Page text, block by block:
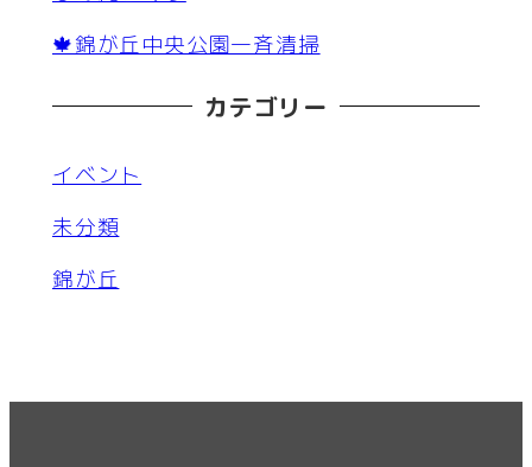
🍁錦が丘中央公園一斉清掃
カテゴリー
イベント
未分類
錦が丘